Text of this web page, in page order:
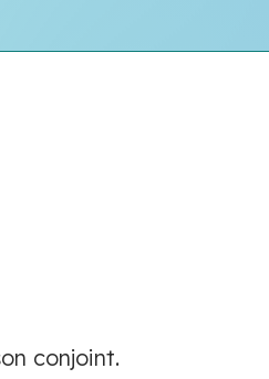
conjoint.